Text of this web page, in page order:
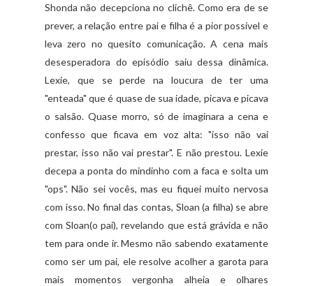
Shonda não decepciona no clichê. Como era de se
prever, a relação entre pai e filha é a pior possível e
leva zero noquesito comunicação. A cena mais
desesperadora do episódio saiu dessa dinâmica.
Lexie, que se perde na loucura de ter uma
"enteada" que é quase de sua idade, picava e picava
o salsão. Quase morro, só de imaginara a cena e
confesso que ficava em voz alta: "isso não vai
prestar, isso não vai prestar". E não prestou. Lexie
decepa a ponta do mindinho com a faca e solta um
"ops". Não sei vocês, mas eu fiquei muito nervosa
com isso. No final das contas, Sloan (a filha) se abre
comSloan(o pai), revelando que está grávida e não
tem para onde ir. Mesmo não sabendo exatamente
como ser um pai, ele resolve acolher a garota para
mais momentos vergonha alheia e olhares